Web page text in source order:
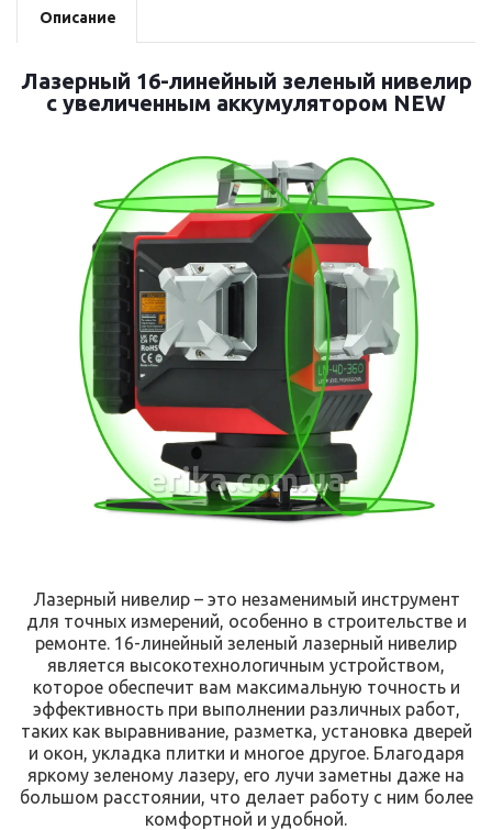
Описание
Лазерный 16-линейный зеленый нивелир
с увеличенным аккумулятором NEW
erika.com.ua
Лазерный нивелир – это незаменимый инструмент
для точных измерений, особенно в строительстве и
ремонте. 16-линейный зеленый лазерный нивелир
является высокотехнологичным устройством,
которое обеспечит вам максимальную точность и
эффективность при выполнении различных работ,
таких как выравнивание, разметка, установка дверей
и окон, укладка плитки и многое другое. Благодаря
яркому зеленому лазеру, его лучи заметны даже на
большом расстоянии, что делает работу с ним более
комфортной и удобной.